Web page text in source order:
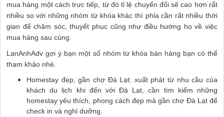
mua hàng một cách trưc tiếp, từ đó tỉ lệ chuyển đổi sẽ cao hơn rất
nhiều so với những nhóm từ khóa khác thì phỉa cần rất nhiều thời
gian để chăm sóc, thuyết phục cũng như điều hướng họ về việc
mua hàng sau cùng.
LanAnhAdv gợi ý bạn một số nhóm từ khóa bán hàng bạn có thể
tham khảo nhé.
Homestay đẹp, gần chợ Đà Lạt: xuất phát từ nhu cầu của
khách du lịch khi đến với Đà Lạt, cần tìm kiếm những
homestay yêu thích, phong cách đẹp mà gần chợ Đà Lạt để
check in và nghỉ dưỡng.